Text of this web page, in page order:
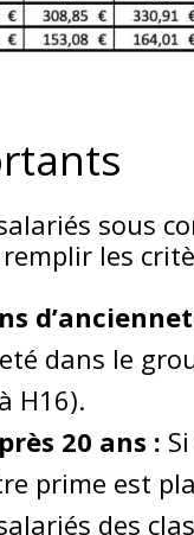
sous
les
dans le
H16).
20 ans :
prime est
des